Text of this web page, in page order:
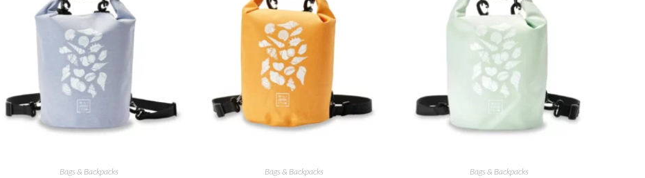
Bags & Backpacks Bags & Backpacks Bags & Backpacks